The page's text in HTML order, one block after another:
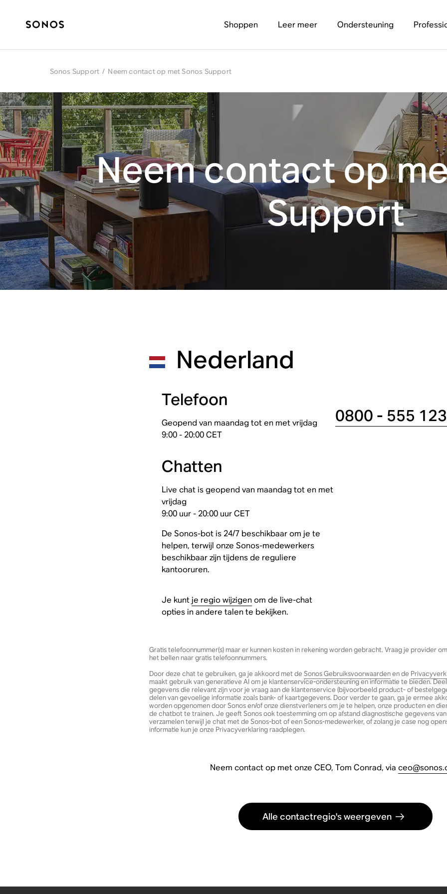
Shoppen Leer meer Ondersteuning
Sonos Support / Neem contact op met Sonos Support
Neem contact op
Support
Nederland
Telefoon
Geopend van maandag tot en met vrijdag
9:00 - 20:00 CET
0800 - 555
Chatten
Live chat is geopend van maandag tot en met
vrijdag
9:00 uur - 20:00 uur CET
De Sonos-bot is 24/7 beschikbaar om je te
helpen, terwijl onze Sonos-medewerkers
beschikbaar zijn tijdens de reguliere
kantooruren.
Je kuntje regio wijzigenom de live-chat
opties in andere talen te bekijken.
Gratis telefoonnummer(s) maar er kunnen kosten in rekening worden gebracht. Vraag je provider
het bellen naar gratis telefoonnummers.
Door deze chat te gebruiken, ga je akkoord met de Sonos Gebruiksvoorwaardenen de
maakt gebruik van generatieve AI om je klantenservice-ondersteuning en informatie te bieden.
gegevens die relevant zijn voor je vraag aan de klantenservice (bijvoorbeeld product- of
delen van gevoelige informatie zoals bank- of kaartgegevens. Door verder te gaan, ga je ermee
worden opgenomen door Sonos en/of onze dienstverleners om je te helpen, onze producten en
de chatbot te trainen. Je geeft Sonos ook toestemming om op afstand diagnostische gegevens
verzamelen terwijl je chat met de Sonos-bot of een Sonos-medewerker, of zolang je case nog
informatie kun je onze Privacyverklaring raadplegen.
Neem contact op met onze CEO, Tom Conrad, via
Alle contactregio's weergeven